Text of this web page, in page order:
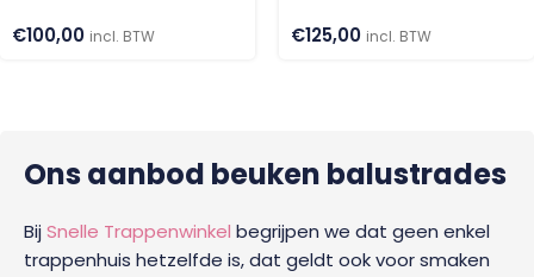
€100,00 incl. BTW
€125,00 incl. BTW
Ons aanbod beuken balustrades
BijSnelle Trappenwinkel begrijpen we dat geen enkel
trappenhuis hetzelfde is, dat geldt ook voor smaken